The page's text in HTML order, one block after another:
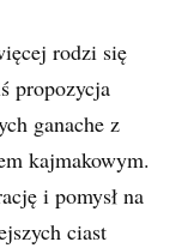
rodzi się
propozycja
ganache z
kajmakowym.
i pomysł na
ciast